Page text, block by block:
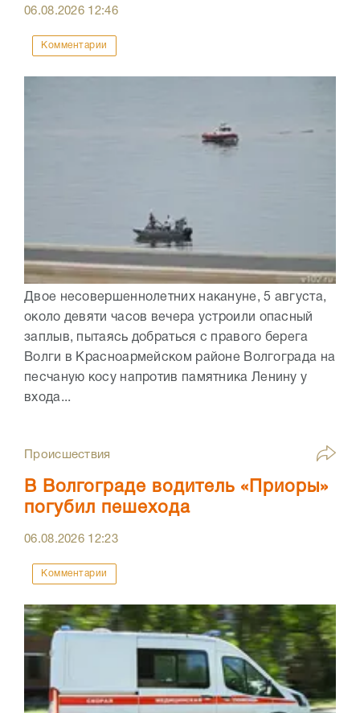
06.08.2026 12:46
Комментарии
Двое несовершеннолетних накануне, 5 августа,
около девяти часов вечера устроили опасный
заплыв, пытаясь добраться с правого берега
Волги в Красноармейском районе Волгограда на
песчаную косу напротив памятника Ленину у
входа...
Происшествия
В Волгограде водитель «Приоры»
погубил пешехода
06.08.2026 12:23
Комментарии